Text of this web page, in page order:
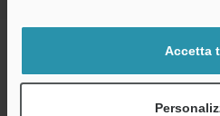
Accetta
visione con telecamere multiple ad
Cavo telecamera resistente alle